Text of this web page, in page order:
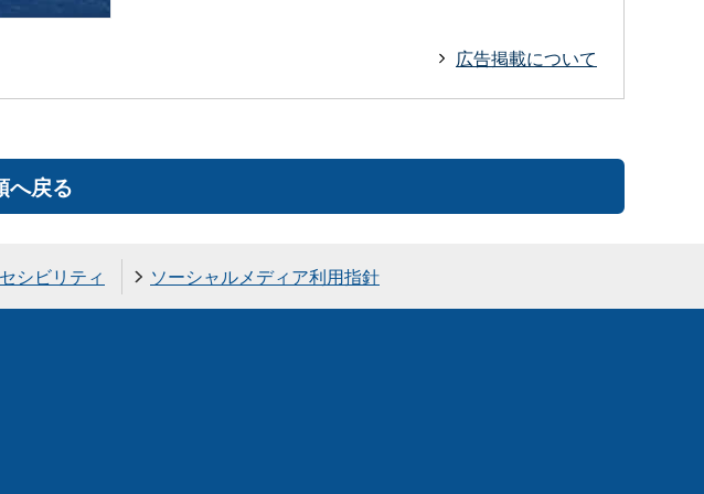
広告掲載について
へ戻る
シビリティ ソーシャルメディア利用指針